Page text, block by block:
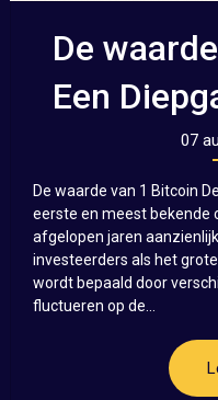
De
Een
07
De waarde van 1 Bitcoin
eerste en meest bekende
afgelopen jaren
investeerders als het
wordt bepaald door
fluctueren op de...